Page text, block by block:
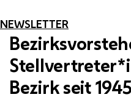
NEWSLETTER
Bezirk seit 1945